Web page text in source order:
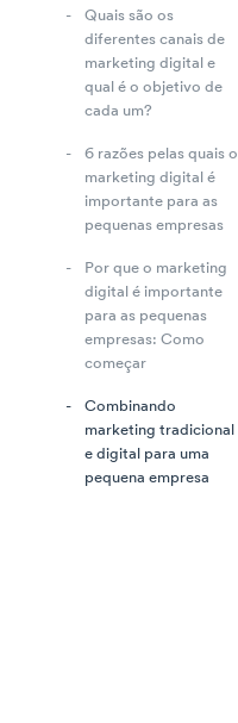
Quais são os
diferentes canais de
marketing digital e
qual é o objetivo de
cada um?
6 razões pelas quais o
marketing digital é
importante para as
pequenas empresas
Por que o marketing
digital é importante
para as pequenas
empresas: Como
começar
Combinando
marketing tradicional
e digital para uma
pequena empresa